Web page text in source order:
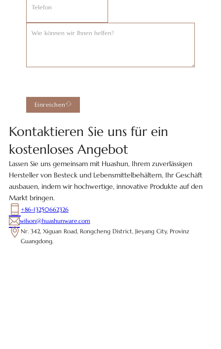
Kontaktieren Sie uns für ein
kostenloses Angebot
Lassen Sie uns gemeinsam mit Huashun, Ihrem zuverlässigen
Hersteller von Besteck und Lebensmittelbehältern, Ihr Geschäft
ausbauen, indem wir hochwertige, innovative Produkte auf den
Markt bringen.
+86-13250662326
wilson@huashunware.com
Nr. 342, Xiguan Road, Rongcheng District, Jieyang City, Provinz
Guangdong.
Einreichen